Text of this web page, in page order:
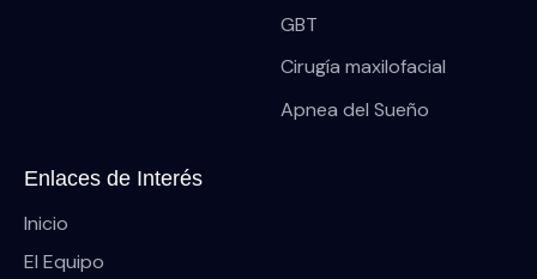
GBT
Cirugía maxilofacial
Apnea del Sueño
Enlaces de Interés
Inicio
El Equipo